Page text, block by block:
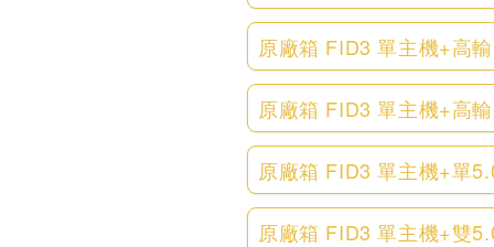
原廠箱 FID3 單主機+高
原廠箱 FID3 單主機+高
原廠箱 FID3 單主機+單
原廠箱 FID3 單主機+雙